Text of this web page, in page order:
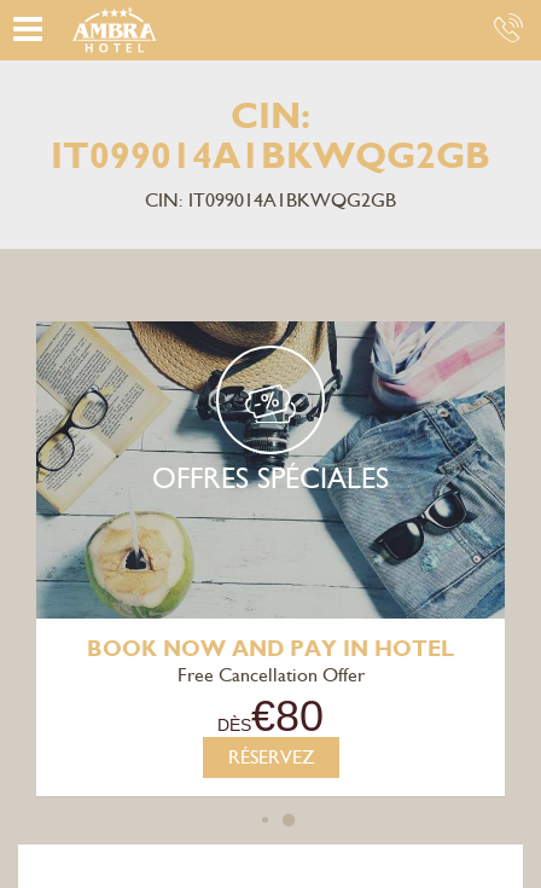
CIN:
IT099014A1BKWQG2GB
CIN: IT099014A1BKWQG2GB
OFFRES SPÉCIALES
BOOK NOW AND PAY IN HOTEL
Free Cancellation Offer
DÈS€80
RÉSERVEZ